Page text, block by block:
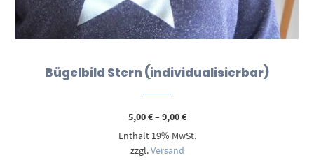
Bügelbild Stern (individualisierbar)
5,00€–9,00€Preisspanne:
bis
Enthält 19% MwSt.
zzgl.Versand